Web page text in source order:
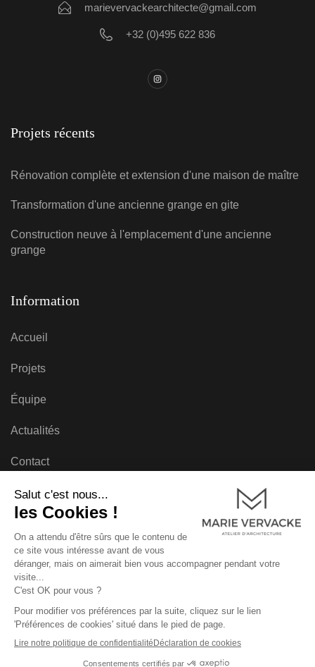
marievervackearchitecte@gmail.com
+32 (0)495 622 836
Projets récents
Rénovation complète et extension d'une maison de maître
Transformation d'une ancienne grange en gite
Construction neuve à l'emplacement d'une ancienne
grange
Information
Accueil
Projets
Équipe
Actualités
Contact
© 2026 – Atelier d’Architecture Marie Vervacke. Tous droits
réservés. Réalisé par